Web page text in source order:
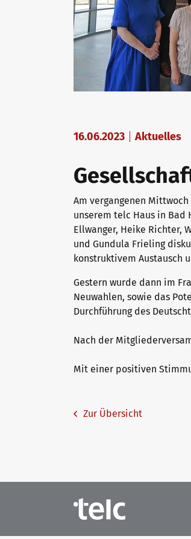
16.06.2023 Aktuelles
Am vergangenen
unserem telc Haus in Bad
Ellwanger, Heike Richter,
und Gundula Frieling
konstruktivem Austausch
Gestern wurde dann im
Neuwahlen, sowie das
Durchführung des
Nach der
Mit einer positiven
Zur Übersicht